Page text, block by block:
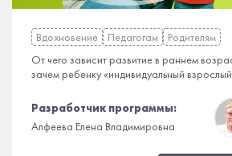
Вдохновение Педагогам
Родителям
От чего зависит развитие в раннем
зачем ребенку «индивидуальный
Разработчик программы:
Алфеева Елена Владимировна